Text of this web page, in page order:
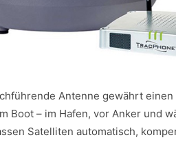
Antenne gewährt
Boot – im Hafen, vor Anker und
Satelliten automatisch,